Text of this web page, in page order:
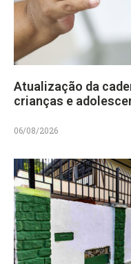
Atualização da
crianças e
06/08/2026